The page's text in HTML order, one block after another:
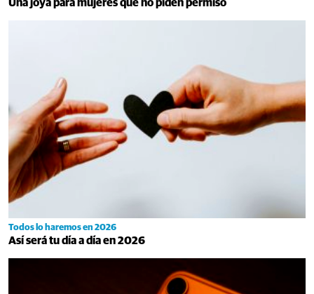
Una joya para mujeres que no piden permiso
Todos lo haremos en 2026
Así será tu día a día en 2026